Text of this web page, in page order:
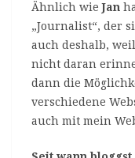
Ähnlich wieJan
„Journalist“, der
auch deshalb,
nicht daran
dann die
verschiedene
auch mit mein